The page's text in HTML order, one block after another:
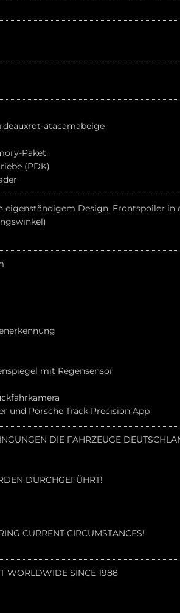
atacamabeige
Paket
(PDK)
eigenständigem Design, Frontspoiler
mit Regensensor
und Porsche Track Precision App
DIE FAHRZEUGE
DURCHGEFÜHRT!
CURRENT CIRCUMSTANCES!
WORLDWIDE SINCE 1988